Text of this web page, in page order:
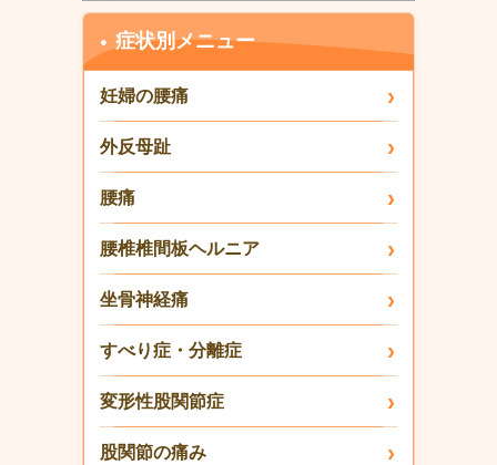
症状別メニュー
妊婦の腰痛
外反母趾
腰痛
腰椎椎間板ヘルニア
坐骨神経痛
すべり症・分離症
変形性股関節症
股関節の痛み